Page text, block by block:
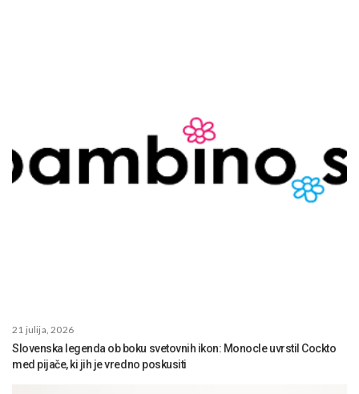
21 julija, 2026
Slovenska legenda ob boku svetovnih ikon: Monocle uvrstil Cockto
med pijače, ki jih je vredno poskusiti